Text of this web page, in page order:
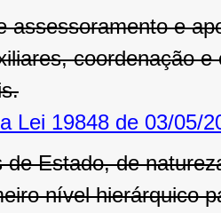
assessoramento e
coordenação
Lei 19848 de 03/05/
de Estado, de
nível hierárquico